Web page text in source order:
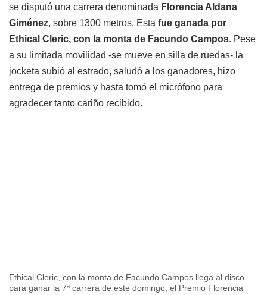
se disputó una carrera denominada Florencia Aldana
Giménez, sobre 1300 metros. Esta fue ganada por
Ethical Cleric, con la monta de Facundo Campos. Pese
a su limitada movilidad -se mueve en silla de ruedas- la
jocketa subió al estrado, saludó a los ganadores, hizo
entrega de premios y hasta tomó el micrófono para
agradecer tanto cariño recibido.
Ethical Cleric, con la monta de Facundo Campos llega al disco
para ganar la 7ª carrera de este domingo, el Premio Florencia